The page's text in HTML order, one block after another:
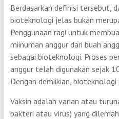
Berdasarkan definisi tersebut,
bioteknologi jelas bukan
Penggunaan ragi untuk
miinuman anggur dari buah
sebagai bioteknologi. Proses
anggur telah digunakan sejak
Dengan demiikian,
Vaksin adalah varian atau
bakteri atau virus) yang